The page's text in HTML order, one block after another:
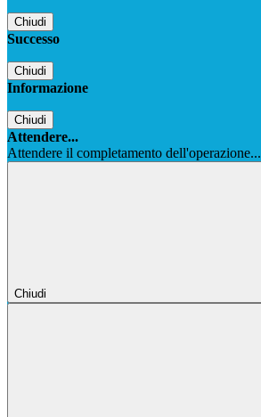
Chiudi
Successo
Chiudi
Informazione
Chiudi
Attendere...
Attendere il completamento dell'operazione...
Chiudi